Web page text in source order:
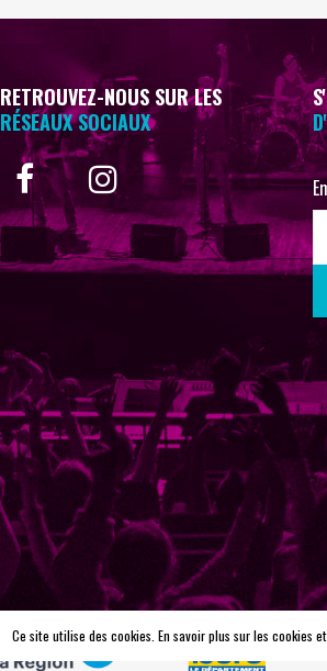
RETROUVEZ-NOUS SUR LES
RÉSEAUX SOCIAUX
Ce site utilise des cookies. En savoir plus sur les cookies